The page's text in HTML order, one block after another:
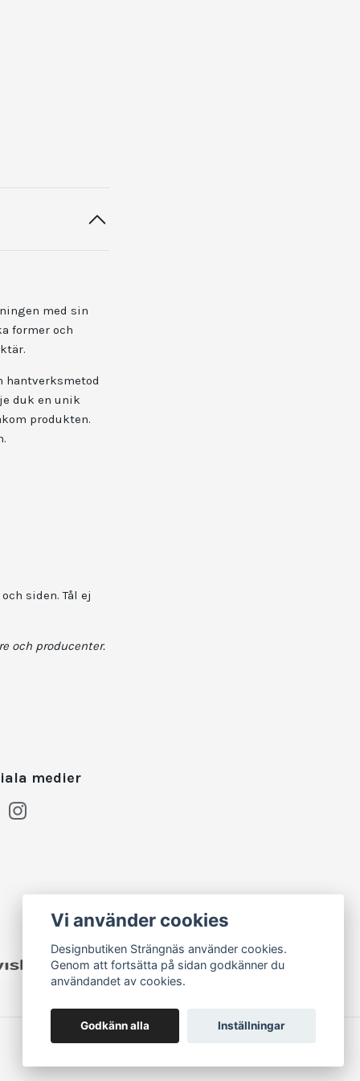
med sin
former och
hantverksmetod
duk en unik
produkten.
siden. Tål ej
och producenter.
medier
Vi använder cookies
Designbutiken Strängnäs använder cookies.
Genom att fortsätta på sidan godkänner du
användandet av cookies.
Godkänn alla Inställningar